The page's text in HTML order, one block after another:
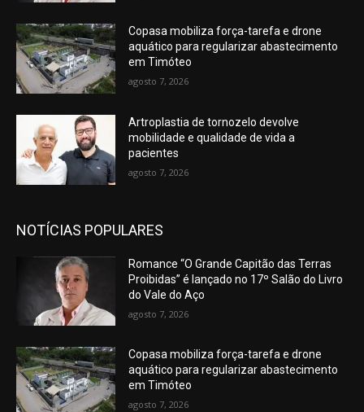
Copasa mobiliza força-tarefa e drone
aquático para regularizar abastecimento
em Timóteo
agosto 7, 2026
Artroplastia de tornozelo devolve
mobilidade e qualidade de vida a
pacientes
agosto 7, 2026
NOTÍCIAS POPULARES
Romance “O Grande Capitão das Terras
Proibidas” é lançado no 17º Salão do Livro
do Vale do Aço
agosto 7, 2026
Copasa mobiliza força-tarefa e drone
aquático para regularizar abastecimento
em Timóteo
agosto 7, 2026